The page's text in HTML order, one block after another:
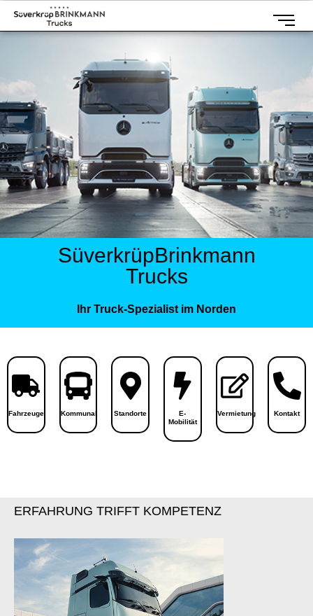
SüverkrüpBrinkmann
Trucks
Ihr Truck-Spezialist im Norden
Fahrzeuge Kommunal Standorte
E-
Mobilität
Vermietung Kontakt
ERFAHRUNG TRIFFT KOMPETENZ